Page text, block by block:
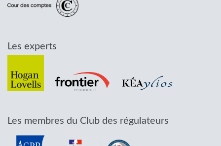
Les experts
Les membres du Club des régulateurs